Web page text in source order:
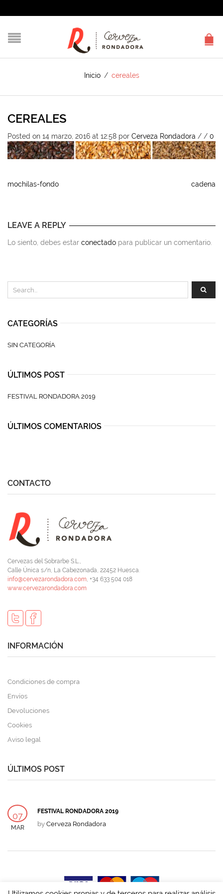
Inicio / cereales
CEREALES
Posted on 14 marzo, 2016 at 12:58 por Cerveza Rondadora / / 0
mochilas-fondo cadena
LEAVE A REPLY
Lo siento, debes estar conectado para publicar un comentario.
CATEGORÍAS
SIN CATEGORÍA
ÚLTIMOS POST
FESTIVAL RONDADORA 2019
ÚLTIMOS COMENTARIOS
CONTACTO
Cervezas del Sobrarbe S.L.,
Calle Única s/n, La Cabezonada, 22452 Huesca.
info@cervezarondadora.com, +34 633 504 018
www.cervezarondadora.com
INFORMACIÓN
Condiciones de compra
Envíos
Devoluciones
Cookies
Aviso legal
ÚLTIMOS POST
07
MAR
FESTIVAL RONDADORA 2019
by Cerveza Rondadora